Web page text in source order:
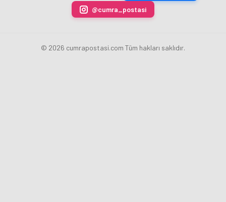
@cumra_postasi
© 2026 cumrapostasi.com Tüm hakları saklıdır.